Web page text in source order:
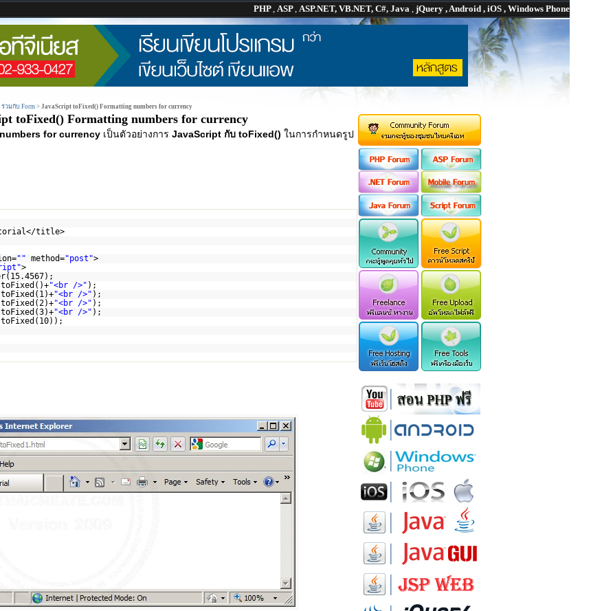
PHP, ASP, ASP.NET, VB.NET, C#, Java , jQuery , Android , iOS , Windows Phone
ร่วมกับ Form > JavaScript toFixed() Formatting numbers for currency
toFixed() Formatting numbers for currency
for currency เป็นตัวอย่างการ JavaScript กับ toFixed() ในการกำหนดรูป
title>
"" method="post">
>
"<br />" );
"<br />" );
"<br />" );
"<br />" );